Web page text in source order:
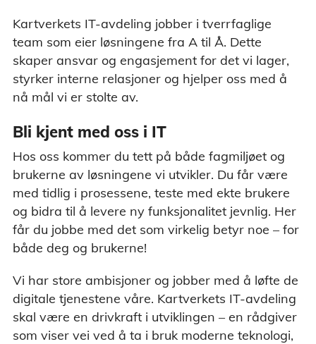
Kartverkets IT-avdeling jobber i tverrfaglige
team som eier løsningene fra A til Å. Dette
skaper ansvar og engasjement for det vi lager,
styrker interne relasjoner og hjelper oss med å
nå mål vi er stolte av.
Bli kjent med oss i IT
Hos oss kommer du tett på både fagmiljøet og
brukerne av løsningene vi utvikler. Du får være
med tidlig i prosessene, teste med ekte brukere
og bidra til å levere ny funksjonalitet jevnlig. Her
får du jobbe med det som virkelig betyr noe – for
både deg og brukerne!
Vi har store ambisjoner og jobber med å løfte de
digitale tjenestene våre. Kartverkets IT-avdeling
skal være en drivkraft i utviklingen – en rådgiver
som viser vei ved å ta i bruk moderne teknologi,